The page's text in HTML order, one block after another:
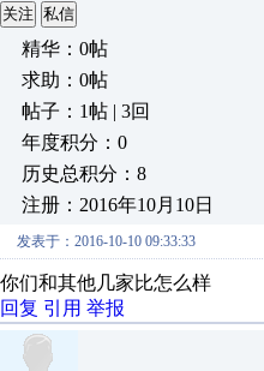
关注 私信
精华：0帖
求助：0帖
帖子：1帖 | 3回
年度积分：0
历史总积分：8
注册：2016年10月10日
发表于：2016-10-10 09:33:33
你们和其他几家比怎么样
回复 引用 举报